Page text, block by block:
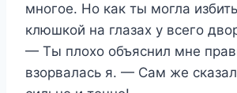
многое. Но как ты могла
клюшкой на глазах у всего
— Ты плохо объяснил мне
взорвалась я. — Сам же